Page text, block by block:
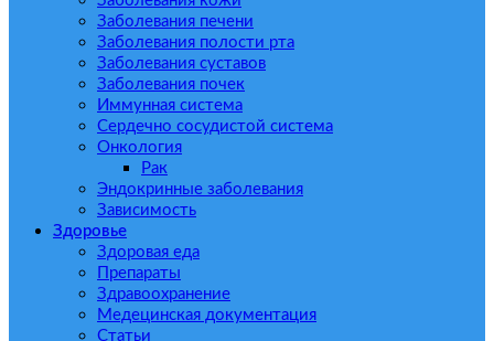
Заболевания печени
Заболевания полости рта
Заболевания суставов
Заболевания почек
Иммунная система
Сердечно сосудистой система
Онкология
Рак
Эндокринные заболевания
Зависимость
Здоровье
Здоровая еда
Препараты
Здравоохранение
Медецинская документация
Статьи